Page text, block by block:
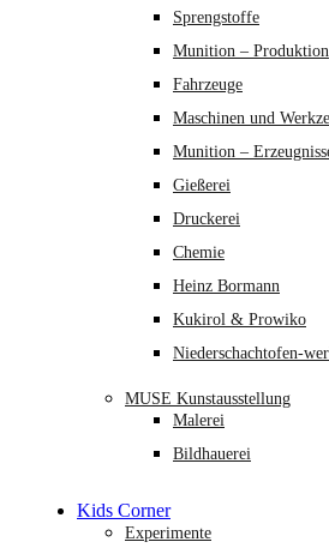
Sprengstoffe
Munition – Produktion
Fahrzeuge
Maschinen und
Munition –
Gießerei
Druckerei
Chemie
Heinz Bormann
Kukirol & Prowiko
Niederschachtofen-
MUSE Kunstausstellung
Malerei
Bildhauerei
Kids Corner
Experimente